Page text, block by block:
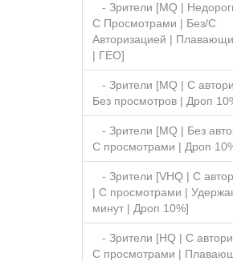
- Зрители [MQ |
С Просмотрами | Без/С
Авторизацией |
| ГЕО]
- Зрители [MQ | С
Без просмотров | Дроп
- Зрители [MQ | Без
C просмотрами | Дроп
- Зрители [VHQ | С
| С просмотрами |
минут | Дроп 10%]
- Зрители [HQ | С
С просмотрами |